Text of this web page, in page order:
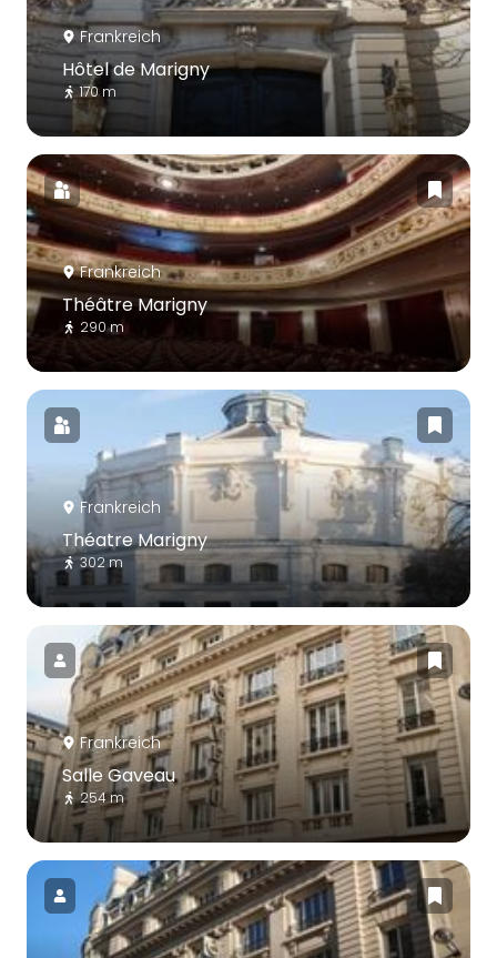
Frankreich
Hôtel de Marigny
170 m
Frankreich
Théâtre Marigny
290 m
Frankreich
Théatre Marigny
302 m
Frankreich
Salle Gaveau
254 m